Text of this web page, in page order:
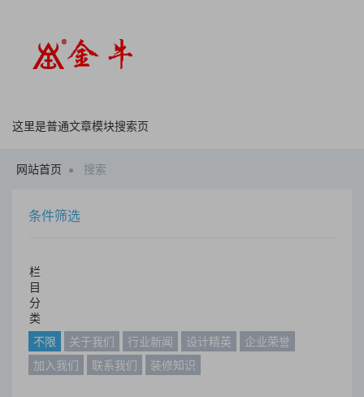
这里是普通文章模块搜索页
网站首页 搜索
条件筛选
栏
目
分
类
不限
关于我们 行业新闻 设计精英
企业荣誉
加入我们
联系我们 装修知识